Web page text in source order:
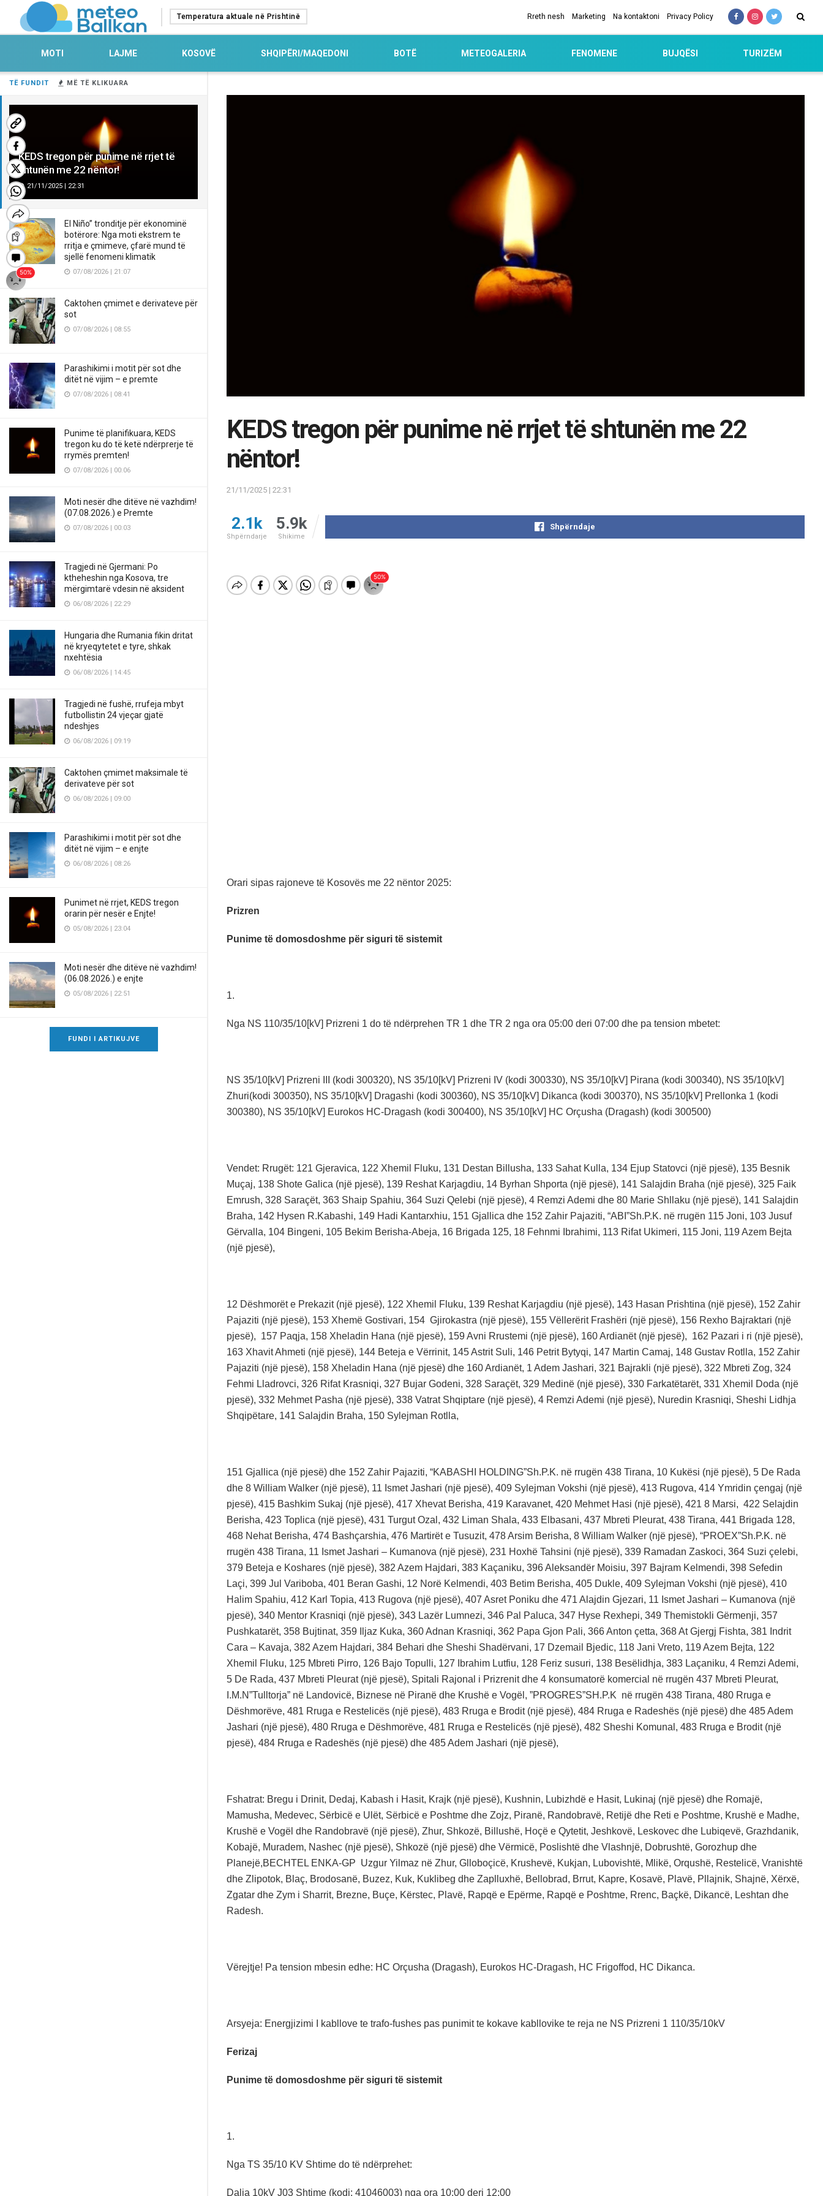
TË FUNDIT MË TË KLIKUARA
KEDS tregon për punime në rrjet të
shtunën me 22 nëntor!
21/11/2025 | 22:31
El Niño” tronditje për ekonominë
botërore: Nga moti ekstrem te
rritja e çmimeve, çfarë mund të
sjellë fenomeni klimatik
07/08/2026 | 21:07
Caktohen çmimet e derivateve për
sot
07/08/2026 | 08:55
Parashikimi i motit për sot dhe
ditët në vijim – e premte
07/08/2026 | 08:41
Punime të planifikuara, KEDS
tregon ku do të ketë ndërprerje të
rrymës premten!
07/08/2026 | 00:06
Moti nesër dhe ditëve në vazhdim!
(07.08.2026.) e Premte
07/08/2026 | 00:03
Tragjedi në Gjermani: Po
ktheheshin nga Kosova, tre
mërgimtarë vdesin në aksident
06/08/2026 | 22:29
Hungaria dhe Rumania fikin dritat
në kryeqytetet e tyre, shkak
nxehtësia
06/08/2026 | 14:45
Tragjedi në fushë, rrufeja mbyt
futbollistin 24 vjeçar gjatë
ndeshjes
06/08/2026 | 09:19
Caktohen çmimet maksimale të
derivateve për sot
06/08/2026 | 09:00
Parashikimi i motit për sot dhe
ditët në vijim – e enjte
06/08/2026 | 08:26
Punimet në rrjet, KEDS tregon
orarin për nesër e Enjte!
05/08/2026 | 23:04
Moti nesër dhe ditëve në vazhdim!
(06.08.2026.) e enjte
05/08/2026 | 22:51
FUNDI I ARTIKUJVE
Temperatura aktuale në Prishtinë Rreth nesh Marketing Na kontaktoni Privacy Policy
MOTI LAJME KOSOVË SHQIPËRI/MAQEDONI BOTË METEOGALERIA FENOMENE BUJQËSI TURIZËM
KEDS tregon për punime në rrjet të shtunën me 22
nëntor!
21/11/2025 | 22:31
2.1k
Shpërndarje
5.9k
Shikime
Shpërndaje
Orari sipas rajoneve të Kosovës me 22 nëntor 2025:
Prizren
Punime të domosdoshme për siguri të sistemit
1.
Nga NS 110/35/10[kV] Prizreni 1 do të ndërprehen TR 1 dhe TR 2 nga ora 05:00 deri 07:00 dhe pa tension mbetet:
NS 35/10[kV] Prizreni III (kodi 300320), NS 35/10[kV] Prizreni IV (kodi 300330), NS 35/10[kV] Pirana (kodi 300340), NS 35/10[kV]
Zhuri(kodi 300350), NS 35/10[kV] Dragashi (kodi 300360), NS 35/10[kV] Dikanca (kodi 300370), NS 35/10[kV] Prellonka 1 (kodi
300380), NS 35/10[kV] Eurokos HC-Dragash (kodi 300400), NS 35/10[kV] HC Orçusha (Dragash) (kodi 300500)
Vendet: Rrugët: 121 Gjeravica, 122 Xhemil Fluku, 131 Destan Billusha, 133 Sahat Kulla, 134 Ejup Statovci (një pjesë), 135 Besnik
Muçaj, 138 Shote Galica (një pjesë), 139 Reshat Karjagdiu, 14 Byrhan Shporta (një pjesë), 141 Salajdin Braha (një pjesë), 325 Faik
Emrush, 328 Saraçët, 363 Shaip Spahiu, 364 Suzi Qelebi (një pjesë), 4 Remzi Ademi dhe 80 Marie Shllaku (një pjesë), 141 Salajdin
Braha, 142 Hysen R.Kabashi, 149 Hadi Kantarxhiu, 151 Gjallica dhe 152 Zahir Pajaziti, “ABI”Sh.P.K. në rrugën 115 Joni, 103 Jusuf
Gërvalla, 104 Bingeni, 105 Bekim Berisha-Abeja, 16 Brigada 125, 18 Fehnmi Ibrahimi, 113 Rifat Ukimeri, 115 Joni, 119 Azem Bejta
(një pjesë),
12 Dëshmorët e Prekazit (një pjesë), 122 Xhemil Fluku, 139 Reshat Karjagdiu (një pjesë), 143 Hasan Prishtina (një pjesë), 152 Zahir
Pajaziti (një pjesë), 153 Xhemë Gostivari, 154 Gjirokastra (një pjesë), 155 Vëllerërit Frashëri (një pjesë), 156 Rexho Bajraktari (një
pjesë), 157 Paqja, 158 Xheladin Hana (një pjesë), 159 Avni Rrustemi (një pjesë), 160 Ardianët (një pjesë), 162 Pazari i ri (një pjesë),
163 Xhavit Ahmeti (një pjesë), 144 Beteja e Vërrinit, 145 Astrit Suli, 146 Petrit Bytyqi, 147 Martin Camaj, 148 Gustav Rotlla, 152 Zahir
Pajaziti (një pjesë), 158 Xheladin Hana (një pjesë) dhe 160 Ardianët, 1 Adem Jashari, 321 Bajrakli (një pjesë), 322 Mbreti Zog, 324
Fehmi Lladrovci, 326 Rifat Krasniqi, 327 Bujar Godeni, 328 Saraçët, 329 Medinë (një pjesë), 330 Farkatëtarët, 331 Xhemil Doda (një
pjesë), 332 Mehmet Pasha (një pjesë), 338 Vatrat Shqiptare (një pjesë), 4 Remzi Ademi (një pjesë), Nuredin Krasniqi, Sheshi Lidhja
Shqipëtare, 141 Salajdin Braha, 150 Sylejman Rotlla,
151 Gjallica (një pjesë) dhe 152 Zahir Pajaziti, “KABASHI HOLDING”Sh.P.K. në rrugën 438 Tirana, 10 Kukësi (një pjesë), 5 De Rada
dhe 8 William Walker (një pjesë), 11 Ismet Jashari (një pjesë), 409 Sylejman Vokshi (një pjesë), 413 Rugova, 414 Ymridin çengaj (një
pjesë), 415 Bashkim Sukaj (një pjesë), 417 Xhevat Berisha, 419 Karavanet, 420 Mehmet Hasi (një pjesë), 421 8 Marsi, 422 Selajdin
Berisha, 423 Toplica (një pjesë), 431 Turgut Ozal, 432 Liman Shala, 433 Elbasani, 437 Mbreti Pleurat, 438 Tirana, 441 Brigada 128,
468 Nehat Berisha, 474 Bashçarshia, 476 Martirët e Tusuzit, 478 Arsim Berisha, 8 William Walker (një pjesë), “PROEX”Sh.P.K. në
rrugën 438 Tirana, 11 Ismet Jashari – Kumanova (një pjesë), 231 Hoxhë Tahsini (një pjesë), 339 Ramadan Zaskoci, 364 Suzi çelebi,
379 Beteja e Koshares (një pjesë), 382 Azem Hajdari, 383 Kaçaniku, 396 Aleksandër Moisiu, 397 Bajram Kelmendi, 398 Sefedin
Laçi, 399 Jul Variboba, 401 Beran Gashi, 12 Norë Kelmendi, 403 Betim Berisha, 405 Dukle, 409 Sylejman Vokshi (një pjesë), 410
Halim Spahiu, 412 Karl Topia, 413 Rugova (një pjesë), 407 Asret Poniku dhe 471 Alajdin Gjezari, 11 Ismet Jashari – Kumanova (një
pjesë), 340 Mentor Krasniqi (një pjesë), 343 Lazër Lumnezi, 346 Pal Paluca, 347 Hyse Rexhepi, 349 Themistokli Gërmenji, 357
Pushkatarët, 358 Bujtinat, 359 Iljaz Kuka, 360 Adnan Krasniqi, 362 Papa Gjon Pali, 366 Anton çetta, 368 At Gjergj Fishta, 381 Indrit
Cara – Kavaja, 382 Azem Hajdari, 384 Behari dhe Sheshi Shadërvani, 17 Dzemail Bjedic, 118 Jani Vreto, 119 Azem Bejta, 122
Xhemil Fluku, 125 Mbreti Pirro, 126 Bajo Topulli, 127 Ibrahim Lutfiu, 128 Feriz susuri, 138 Besëlidhja, 383 Laçaniku, 4 Remzi Ademi,
5 De Rada, 437 Mbreti Pleurat (një pjesë), Spitali Rajonal i Prizrenit dhe 4 konsumatorë komercial në rrugën 437 Mbreti Pleurat,
I.M.N”Tulltorja” në Landovicë, Biznese në Piranë dhe Krushë e Vogël, ”PROGRES”SH.P.K në rrugën 438 Tirana, 480 Rruga e
Dëshmorëve, 481 Rruga e Restelicës (një pjesë), 483 Rruga e Brodit (një pjesë), 484 Rruga e Radeshës (një pjesë) dhe 485 Adem
Jashari (një pjesë), 480 Rruga e Dëshmorëve, 481 Rruga e Restelicës (një pjesë), 482 Sheshi Komunal, 483 Rruga e Brodit (një
pjesë), 484 Rruga e Radeshës (një pjesë) dhe 485 Adem Jashari (një pjesë),
Fshatrat: Bregu i Drinit, Dedaj, Kabash i Hasit, Krajk (një pjesë), Kushnin, Lubizhdë e Hasit, Lukinaj (një pjesë) dhe Romajë,
Mamusha, Medevec, Sërbicë e Ulët, Sërbicë e Poshtme dhe Zojz, Piranë, Randobravë, Retijë dhe Reti e Poshtme, Krushë e Madhe,
Krushë e Vogël dhe Randobravë (një pjesë), Zhur, Shkozë, Billushë, Hoçë e Qytetit, Jeshkovë, Leskovec dhe Lubiqevë, Grazhdanik,
Kobajë, Muradem, Nashec (një pjesë), Shkozë (një pjesë) dhe Vërmicë, Poslishtë dhe Vlashnjë, Dobrushtë, Gorozhup dhe
Planejë,BECHTEL ENKA-GP Uzgur Yilmaz në Zhur, Glloboçicë, Krushevë, Kukjan, Lubovishtë, Mlikë, Orqushë, Restelicë, Vranishtë
dhe Zlipotok, Blaç, Brodosanë, Buzez, Kuk, Kuklibeg dhe Zaplluxhë, Bellobrad, Brrut, Kapre, Kosavë, Plavë, Pllajnik, Shajnë, Xërxë,
Zgatar dhe Zym i Sharrit, Brezne, Buçe, Kërstec, Plavë, Rapqë e Epërme, Rapqë e Poshtme, Rrenc, Baçkë, Dikancë, Leshtan dhe
Radesh.
Vërejtje! Pa tension mbesin edhe: HC Orçusha (Dragash), Eurokos HC-Dragash, HC Frigoffod, HC Dikanca.
Arsyeja: Energjizimi I kabllove te trafo-fushes pas punimit te kokave kabllovike te reja ne NS Prizreni 1 110/35/10kV
Ferizaj
Punime të domosdoshme për siguri të sistemit
1.
Nga TS 35/10 KV Shtime do të ndërprehet:
Dalja 10kV J03 Shtime (kodi: 41046003) nga ora 10:00 deri 12:00